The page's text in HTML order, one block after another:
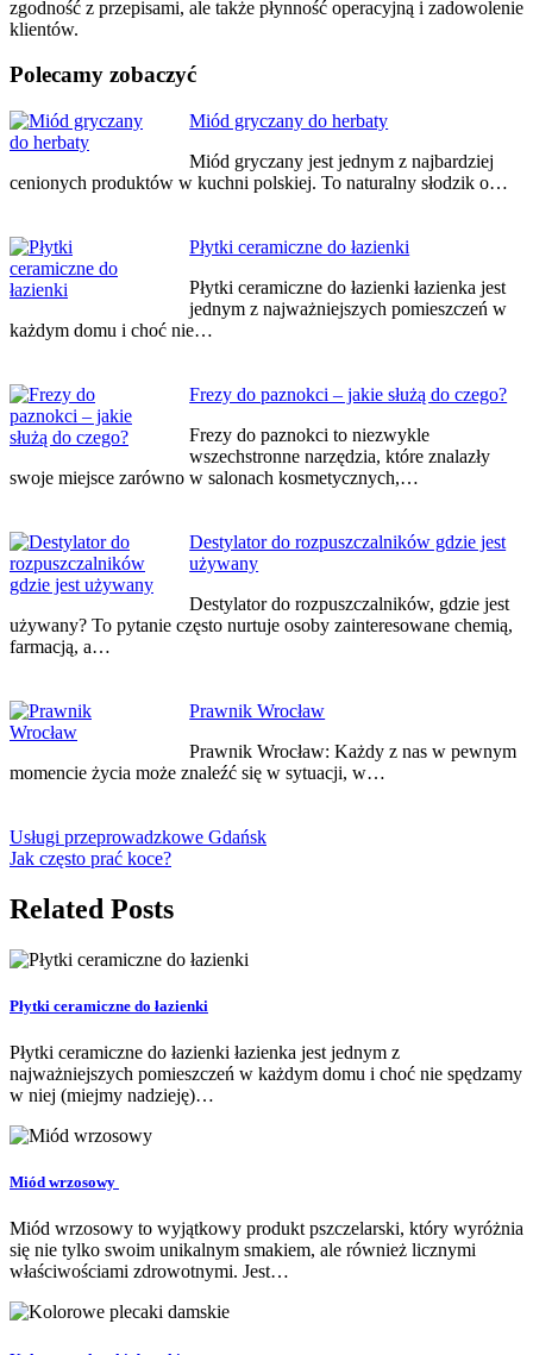
zgodność z przepisami, ale także płynność operacyjną i zadowolenie
klientów.
Polecamy zobaczyć
Miód gryczany do herbaty
Miód gryczany jest jednym z najbardziej
cenionych produktów w kuchni polskiej. To naturalny słodzik o…
Płytki ceramiczne do łazienki
Płytki ceramiczne do łazienki łazienka jest
jednym z najważniejszych pomieszczeń w
każdym domu i choć nie…
Frezy do paznokci – jakie służą do czego?
Frezy do paznokci to niezwykle
wszechstronne narzędzia, które znalazły
swoje miejsce zarówno w salonach kosmetycznych,…
Destylator do rozpuszczalników gdzie jest
używany
Destylator do rozpuszczalników, gdzie jest
używany? To pytanie często nurtuje osoby zainteresowane chemią,
farmacją, a…
Prawnik Wrocław
Prawnik Wrocław: Każdy z nas w pewnym
momencie życia może znaleźć się w sytuacji, w…
Nawigacja
wpisu
Usługi przeprowadzkowe Gdańsk
Jak często prać koce?
Related Posts
Płytki ceramiczne do łazienki
Płytki ceramiczne do łazienki łazienka jest jednym z
najważniejszych pomieszczeń w każdym domu i choć nie spędzamy
w niej (miejmy nadzieję)…
Miód wrzosowy
Miód wrzosowy to wyjątkowy produkt pszczelarski, który wyróżnia
się nie tylko swoim unikalnym smakiem, ale również licznymi
właściwościami zdrowotnymi. Jest…